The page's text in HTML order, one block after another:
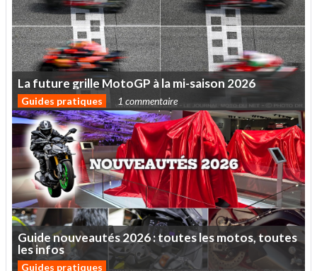
Lafuturegrille MotoGP àlami-saison 2026
Guides pratiques 1 commentaire
Guidenouveautés2026:touteslesmotos,toutes
lesinfos
Guides pratiques